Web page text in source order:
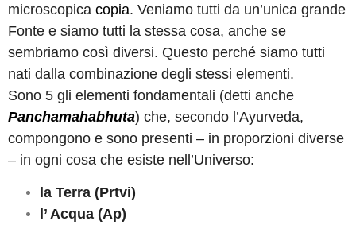
microscopica copia. Veniamo tutti da un’unica grande
Fonte e siamo tutti la stessa cosa, anche se
sembriamo così diversi. Questo perché siamo tutti
nati dalla combinazione degli stessi elementi.
Sono 5 gli elementi fondamentali (detti anche
Panchamahabhuta) che, secondo l’Ayurveda,
compongono e sono presenti – in proporzioni diverse
– in ogni cosa che esiste nell’Universo:
la Terra (Prtvi)
l’ Acqua (Ap)